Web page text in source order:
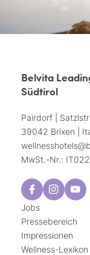
Belvita
Südtirol
Pairdorf |
39042 Brixen |
wellnesshotels@
MwSt.-Nr.:
Jobs
Pressebereich
Impressionen
Wellness-Lexikon